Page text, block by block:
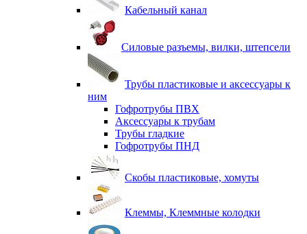
Кабельный канал
Силовые разъемы, вилки, штепсели
Трубы пластиковые и аксессуары к
ним
Гофротрубы ПВХ
Аксессуары к трубам
Трубы гладкие
Гофротрубы ПНД
Скобы пластиковые, хомуты
Клеммы, Клеммные колодки